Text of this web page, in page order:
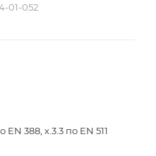
01-052
EN 388, х.3.3 по EN 511